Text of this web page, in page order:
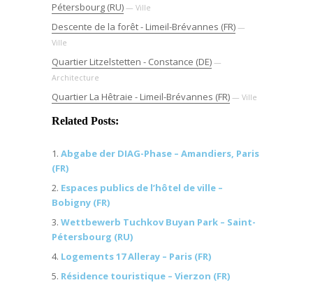
Pétersbourg (RU) — Ville
Descente de la forêt - Limeil-Brévannes (FR) —
Ville
Quartier Litzelstetten - Constance (DE) —
Architecture
Quartier La Hêtraie - Limeil-Brévannes (FR) — Ville
Related Posts:
Abgabe der DIAG-Phase – Amandiers, Paris
(FR)
Espaces publics de l’hôtel de ville –
Bobigny (FR)
Wettbewerb Tuchkov Buyan Park – Saint-
Pétersbourg (RU)
Logements 17 Alleray – Paris (FR)
Résidence touristique – Vierzon (FR)